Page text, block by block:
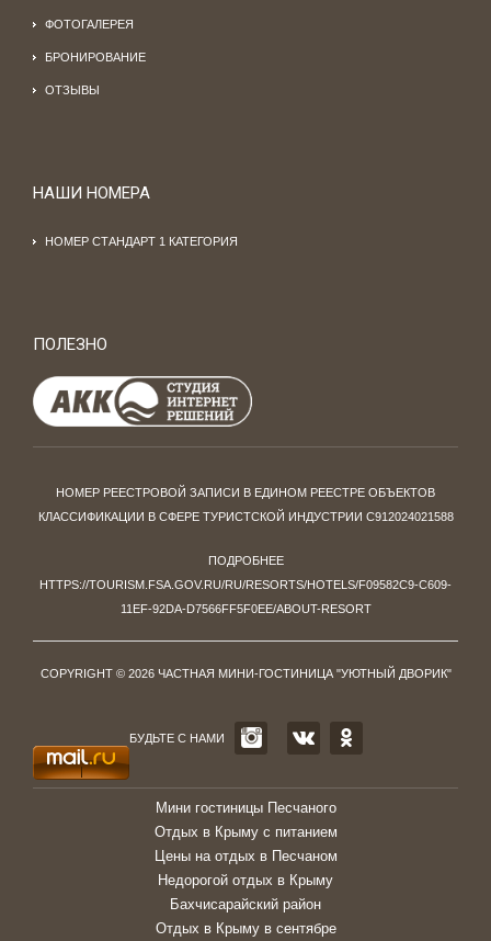
ФОТОГАЛЕРЕЯ
БРОНИРОВАНИЕ
ОТЗЫВЫ
НАШИ НОМЕРА
НОМЕР СТАНДАРТ 1 КАТЕГОРИЯ
ПОЛЕЗНО
НОМЕР РЕЕСТРОВОЙ ЗАПИСИ В ЕДИНОМ РЕЕСТРЕ ОБЪЕКТОВ
КЛАССИФИКАЦИИ В СФЕРЕ ТУРИСТСКОЙ ИНДУСТРИИ С912024021588
ПОДРОБНЕЕ
HTTPS://TOURISM.FSA.GOV.RU/RU/RESORTS/HOTELS/F09582C9-C609-
11EF-92DA-D7566FF5F0EE/ABOUT-RESORT
COPYRIGHT © 2026 ЧАСТНАЯ МИНИ-ГОСТИНИЦА "УЮТНЫЙ ДВОРИК"
БУДЬТЕ С НАМИ
Мини гостиницы Песчаного
Отдых в Крыму с питанием
Цены на отдых в Песчаном
Недорогой отдых в Крыму
Бахчисарайский район
Отдых в Крыму в сентябре